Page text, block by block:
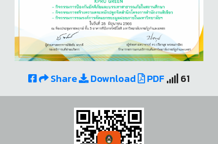
Share Download PDF 61